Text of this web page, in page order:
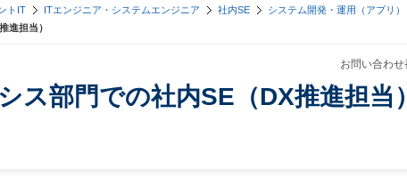
トIT ITエンジニア・システムエンジニア 社内SE
システム開発・運用（アプリ）
進担当）
お問い合わ
ス部門での社内SE（DX推進担当）